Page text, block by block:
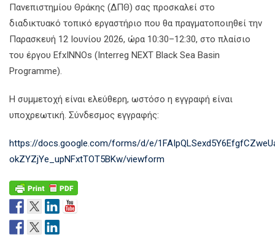
Πανεπιστημίου Θράκης (ΔΠΘ) σας προσκαλεί στο
διαδικτυακό τοπικό εργαστήριο που θα πραγματοποιηθεί την
Παρασκευή 12 Ιουνίου 2026, ώρα 10:30–12:30, στο πλαίσιο
του έργου EfxINNOs (Interreg NEXT Black Sea Basin
Programme).
Η συμμετοχή είναι ελεύθερη, ωστόσο η εγγραφή είναι
υποχρεωτική. Σύνδεσμος εγγραφής:
https://docs.google.com/forms/d/e/
okZYZjYe_upNFxtTOT5BKw/viewform